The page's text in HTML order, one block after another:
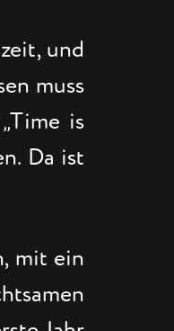
und
muss
is
Da ist
mit ein